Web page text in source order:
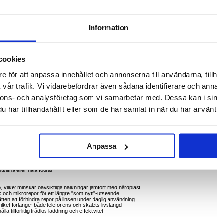
Information
för att anpassa innehållet och annonserna till användarna,
trafik. Vi vidarebefordrar även sådana identifierare och
och analysföretag som vi samarbetar med. Dessa kan i
har tillhandahållit eller som de har samlat in när du har använt
Anpassa
CE5
skyddad utan att lägga till bulk. Detta mjuka silikonfodral omfamnar OnePlus Ace 5
förbättrat grepp och enkel åtkomst till alla knappar och portar. En upphöjd läpp runt
ytor, medan den smala profilen förblir trådlös laddningsvänlig.
för säkert grepp
skrapmärken och lätta fall
för att skydda linserna från repor
högtalare, mikrofoner och laddningsport
inte kompatibla trådlösa laddare
på och tas av utan att repa telefonen
fickor och väskor
en ren look
eller jackfickor
för att halka
hjälper till att hålla skärmar och kameror borta från plana ytor
pålitligt skydd är ett måste
kvar på
vardagsskydd
och känslan hos din OnePlus Ace 5 Racing, Nord CE5
förbättrar användbarhet och säkerhet
damm
eller hala fodral
vilket minskar oavsiktliga halkningar jämfört med hårdplast
och mikrorepor för ett längre "som nytt"-utseende
att förhindra repor på linsen under daglig användning
förlänger både telefonens och skalets livslängd
tillförlitlig trådlös laddning och effektivitet